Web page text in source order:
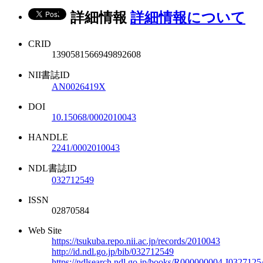
詳細情報 詳細情報について
CRID
1390581566949892608
NII書誌ID
AN0026419X
DOI
10.15068/0002010043
HANDLE
2241/0002010043
NDL書誌ID
032712549
ISSN
02870584
Web Site
https://tsukuba.repo.nii.ac.jp/records/2010043
http://id.ndl.go.jp/bib/032712549